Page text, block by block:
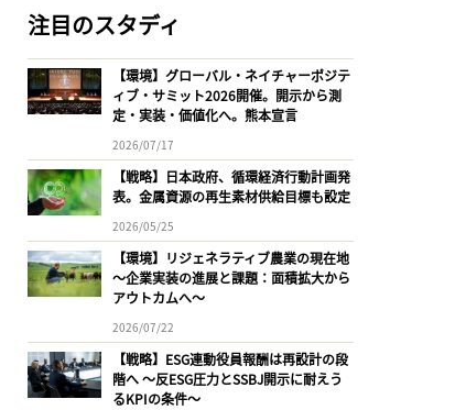
注目のスタディ
【環境】グローバル・ネイチャーポジテ
ィブ・サミット2026開催。開示から測
定・実装・価値化へ。熊本宣言
2026/07/17
【戦略】日本政府、循環経済行動計画発
表。金属資源の再生素材供給目標も設定
2026/05/25
【環境】リジェネラティブ農業の現在地
〜企業実装の進展と課題：面積拡大から
アウトカムへ〜
2026/07/22
【戦略】ESG連動役員報酬は再設計の段
階へ 〜反ESG圧力とSSBJ開示に耐えう
るKPIの条件〜